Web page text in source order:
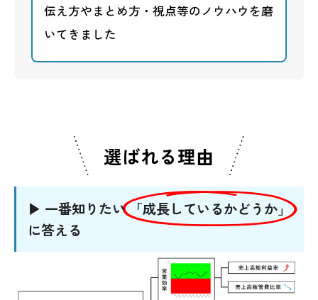
伝え方やまとめ方・視点等のノウハウを磨
いてきました
選ばれる理由
▶ 一番知りたい「成長しているかどうか」
に答える